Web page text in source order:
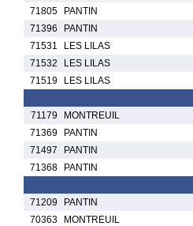
71805
PANTIN
71396
PANTIN
71531
LES LILAS
71532
LES LILAS
71519
LES LILAS
71179 MONTREUIL
71369
PANTIN
71497
PANTIN
71368
PANTIN
71209 PANTIN
70363
MONTREUIL